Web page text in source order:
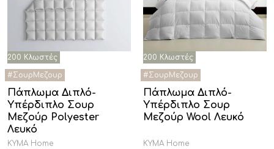
Πάπλωμα Διπλό-
Υπέρδιπλο Σουρ
Μεζούρ Polyester
Λευκό
KYMA Home
Πάπλωμα Διπλό-
Υπέρδιπλο Σουρ
Μεζούρ Wool Λευκό
KYMA Home